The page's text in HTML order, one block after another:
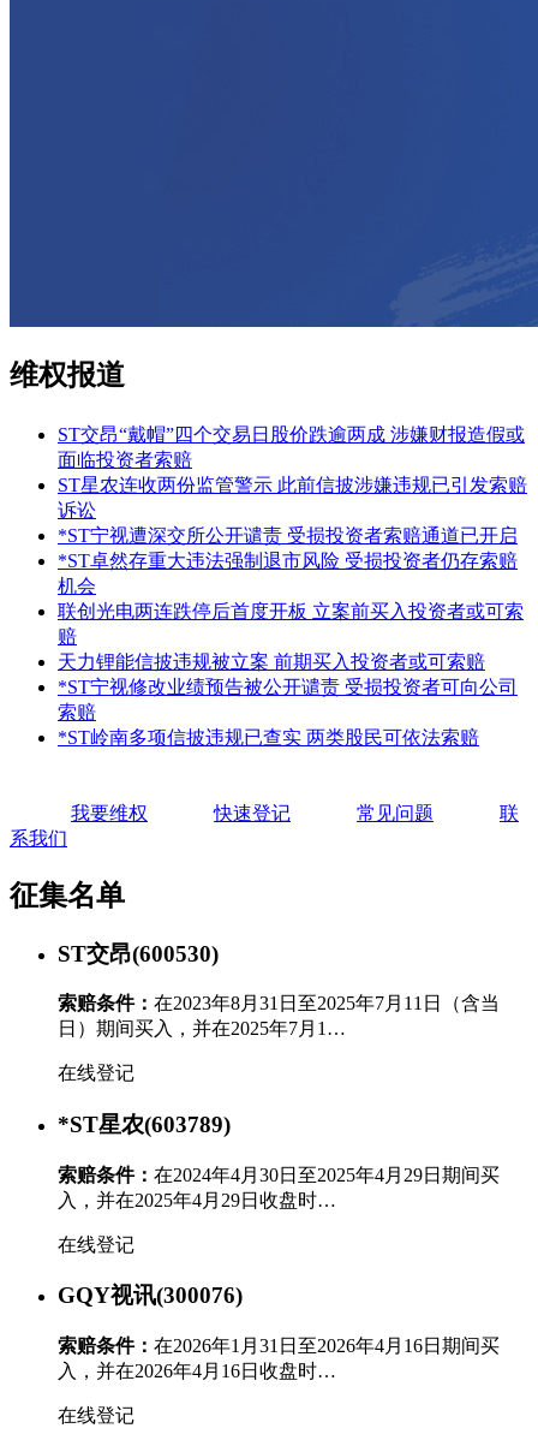
维权报道
ST交昂“戴帽”四个交易日股价跌逾两成 涉嫌财报造假或
面临投资者索赔
ST星农连收两份监管警示 此前信披涉嫌违规已引发索赔
诉讼
*ST宁视遭深交所公开谴责 受损投资者索赔通道已开启
*ST卓然存重大违法强制退市风险 受损投资者仍存索赔
机会
联创光电两连跌停后首度开板 立案前买入投资者或可索
赔
天力锂能信披违规被立案 前期买入投资者或可索赔
*ST宁视修改业绩预告被公开谴责 受损投资者可向公司
索赔
*ST岭南多项信披违规已查实 两类股民可依法索赔
我要维权 快速登记 常见问题
联
系我们
征集名单
ST交昂(600530)
索赔条件： 在2023年8月31日至2025年7月11日（含当
日）期间买入，并在2025年7月1…
在线登记
*ST星农(603789)
索赔条件： 在2024年4月30日至2025年4月29日期间买
入，并在2025年4月29日收盘时…
在线登记
GQY视讯(300076)
索赔条件： 在2026年1月31日至2026年4月16日期间买
入，并在2026年4月16日收盘时…
在线登记